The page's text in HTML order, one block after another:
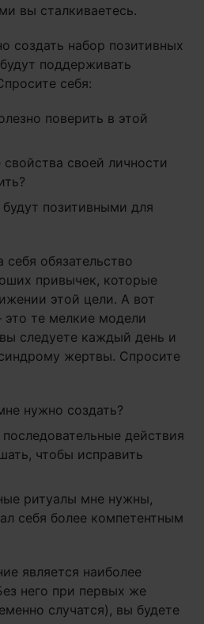
вы сталкиваетесь.
создать набор позитивных
поддерживать
себя:
поверить в этой
своей личности
позитивными для
обязательство
привычек, которые
этой цели. А вот
те мелкие модели
следуете каждый день и
жертвы. Спросите
нужно создать?
действия
чтобы исправить
ритуалы мне нужны,
себя более компетентным
является наиболее
него при первых же
случатся), вы будете